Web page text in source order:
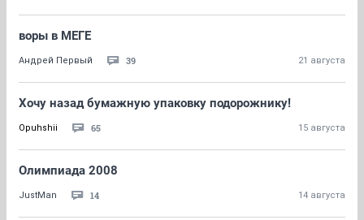
воры в МЕГЕ
Андрей Первый 39 21 августа
Хочу назад бумажную упаковку подорожнику!
Opuhshii 65 15 августа
Олимпиада 2008
JustMan 14 14 августа